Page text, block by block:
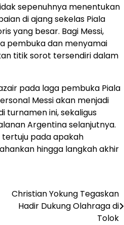
sepenuhnya menentukan
di ajang sekelas Piala
yang besar. Bagi Messi,
pembuka dan menyamai
titik sorot tersendiri dalam
pada laga pembuka Piala
Messi akan menjadi
turnamen ini, sekaligus
Argentina selanjutnya.
pada apakah
hingga langkah akhir
Christian Yokung Tegaskan
Hadir Dukung Olahraga di
Tolok